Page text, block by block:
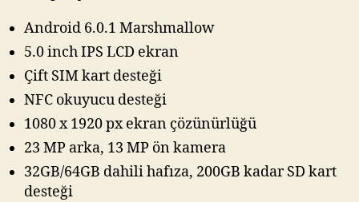
Android 6.0.1 Marshmallow
5.0 inch IPS LCD ekran
Çift SIM kart desteği
NFC okuyucu desteği
1080 x 1920 px ekran çözünürlüğü
23 MP arka, 13 MP ön kamera
32GB/64GB dahili hafıza, 200GB kadar SD kart
desteği